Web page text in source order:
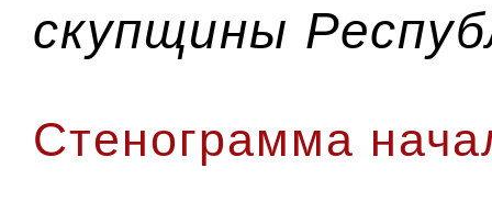
скупщины
Стенограмма